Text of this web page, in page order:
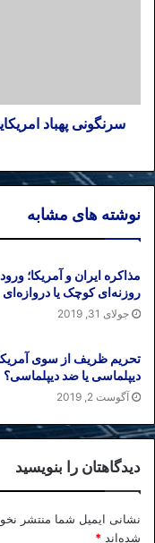
راه پایین
میراث مبارزاتی
کرد
با هزار تریلیون)
یک دلار آمریکا
این وضعیت
بود که بر
نیز به رهبری
اجلاس سازمان
شده بود از
مراسم
حاضر در
عمل نیامد.
محمود احمدی
بود. این سفر
چنین روشی
نوشته های مشابه
مذاکره ایران و آمریکا؛ ورود
روزنه‌ای کوچک یا
جولای 31, 2019
تحریم ظریف از سوی
دیپلماسی یا ضد دیپلماسی؟
آگوست 2, 2019
دیدگاهتان را بنویسید
نشانی ایمیل شما منتشر
شده‌اند *